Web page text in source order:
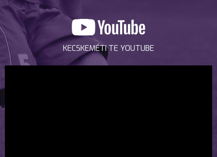
KECSKEMÉTI TE YOUTUBE